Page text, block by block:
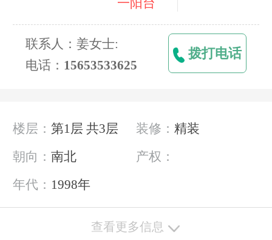
一阳台
联系人：姜女士:
电话： 15653533625
拨打电话
楼层： 第1层 共3层 装修： 精装
朝向： 南北
产权：
年代： 1998年
查看更多信息